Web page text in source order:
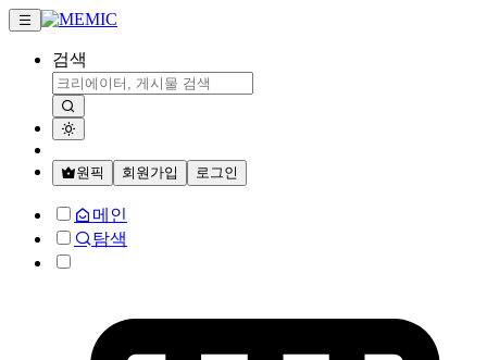
검색
원픽 회원가입 로그인
메인
탐색